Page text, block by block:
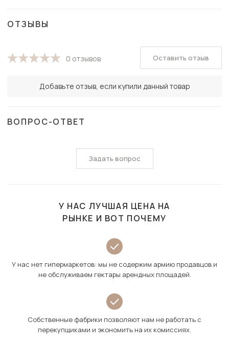
ОТЗЫВЫ
0 отзывов
Добавьте отзыв, если купили данный товар
Оставить отзыв
ВОПРОС-ОТВЕТ
Задать вопрос
У НАС ЛУЧШАЯ ЦЕНА НА
РЫНКЕ И ВОТ ПОЧЕМУ
У нас нет гипермаркетов: мы не содержим армию продавцов и
не обслуживаем гектары арендных площадей.
Собственные фабрики позволяют нам не работать с
перекупщиками и экономить на их комиссиях.